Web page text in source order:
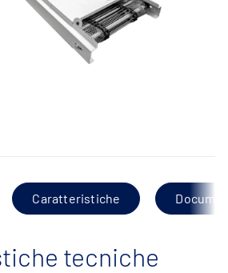
Caratteristiche
tecniche